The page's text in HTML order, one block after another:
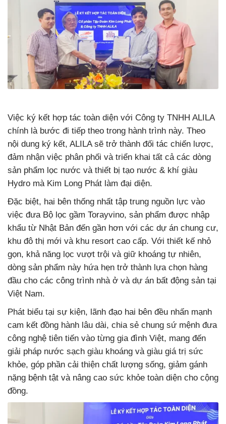
Việc ký kết hợp tác toàn diện với Công ty TNHH ALILA
chính là bước đi tiếp theo trong hành trình này. Theo
nội dung ký kết, ALILA sẽ trở thành đối tác chiến lược,
đảm nhận việc phân phối và triển khai tất cả các dòng
sản phẩm lọc nước và thiết bị tạo nước & khí giàu
Hydro mà Kim Long Phát làm đại diện.
Đặc biệt, hai bên thống nhất tập trung nguồn lực vào
việc đưa Bộ lọc gầm Torayvino, sản phẩm được nhập
khẩu từ Nhật Bản đến gần hơn với các dự án chung cư,
khu đô thị mới và khu resort cao cấp. Với thiết kế nhỏ
gọn, khả năng lọc vượt trội và giữ khoáng tự nhiên,
dòng sản phẩm này hứa hẹn trở thành lựa chọn hàng
đầu cho các công trình nhà ở và dự án bất động sản tại
Việt Nam.
Phát biểu tại sự kiện, lãnh đạo hai bên đều nhấn mạnh
cam kết đồng hành lâu dài, chia sẻ chung sứ mệnh đưa
công nghệ tiên tiến vào từng gia đình Việt, mang đến
giải pháp nước sạch giàu khoáng và giàu giá trị sức
khỏe, góp phần cải thiện chất lượng sống, giảm gánh
nặng bệnh tật và nâng cao sức khỏe toàn diện cho cộng
đồng.